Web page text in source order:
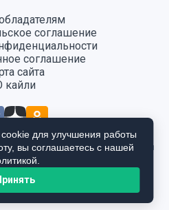
соглашение
соглашение
сайта
кайли
не является публичной офертой
целях. Для получения
в отдел продаж застройщика.
для улучшения работы
вы соглашаетесь с нашей